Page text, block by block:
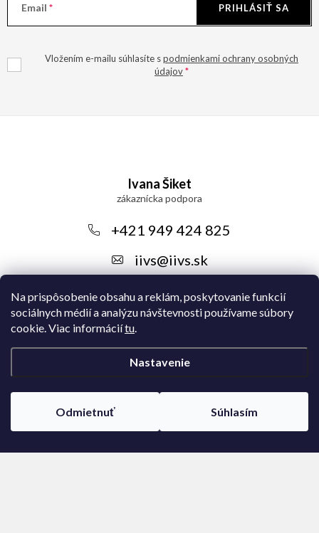
Na prispôsobenie obsahu a reklám, poskytovanie funkcií
sociálnych médií a analýzu návštevnosti používame súbory
cookie. Viac informáciítu.
Nastavenie
Odmietnuť Súhlasím
Email
Vložením e-mailu súhlasíte spodmienkami ochrany osobných
údajov
PRIHLÁSIŤ SA
i
Ivana Šiket
+421 949 424 825
iivs@iivs.sk